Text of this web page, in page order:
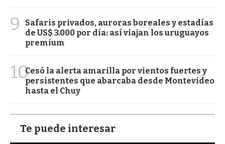
9
Safaris privados, auroras boreales y estadías
de US$ 3.000 por día: así viajan los uruguayos
premium
10Cesó la alerta amarilla por vientos fuertes y
persistentes que abarcaba desde Montevideo
hasta el Chuy
Te puede interesar